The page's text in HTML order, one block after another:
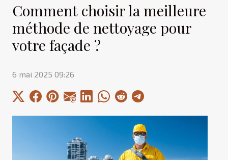
Comment choisir la meilleure
méthode de nettoyage pour
votre façade ?
6 mai 2025 09:26